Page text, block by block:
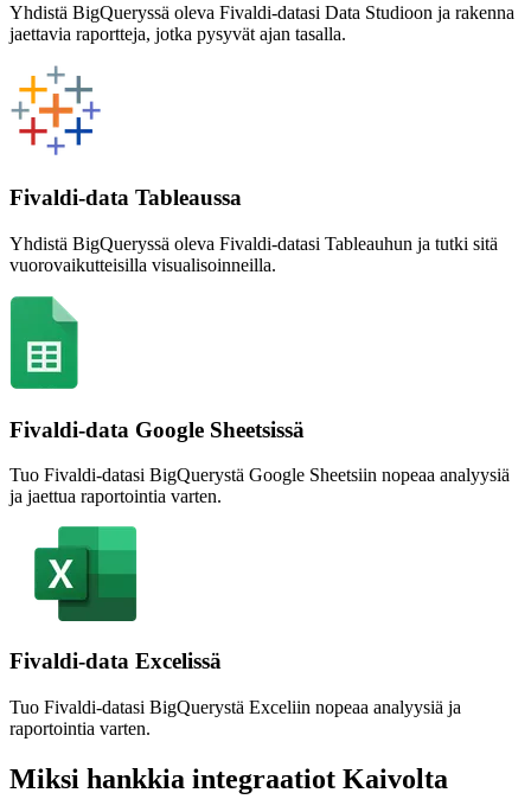
Yhdistä BigQueryssä oleva Fivaldi-datasi Data Studioon ja rakenna
jaettavia raportteja, jotka pysyvät ajan tasalla.
Fivaldi-data Tableaussa
Yhdistä BigQueryssä oleva Fivaldi-datasi Tableauhun ja tutki sitä
vuorovaikutteisilla visualisoinneilla.
Fivaldi-data Google Sheetsissä
Tuo Fivaldi-datasi BigQuerystä Google Sheetsiin nopeaa analyysiä
ja jaettua raportointia varten.
Fivaldi-data Excelissä
Tuo Fivaldi-datasi BigQuerystä Exceliin nopeaa analyysiä ja
raportointia varten.
Miksi hankkia integraatiot Kaivolta